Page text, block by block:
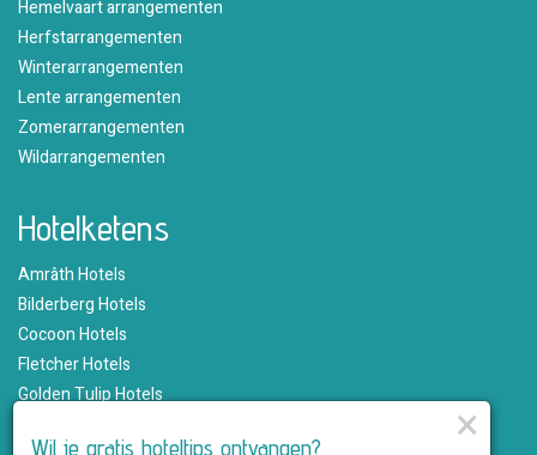
Hemelvaart arrangementen
Herfstarrangementen
Winterarrangementen
Lente arrangementen
Zomerarrangementen
Wildarrangementen
Hotelketens
Amrâth Hotels
Bilderberg Hotels
Cocoon Hotels
Fletcher Hotels
Golden Tulip Hotels
×
Wil je gratis hoteltips ontvangen?